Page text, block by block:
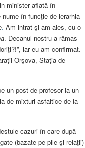
minister aflată în
în funcţie de ierarhia
. Am intrat şi am ales, cu o
. Decanul nostru a rămas
iar eu am confirmat.
Orşova, Staţia de
un post de profesor la un
de mixturi asfaltice de la
cazuri în care după
(bazate pe pile şi relaţii)